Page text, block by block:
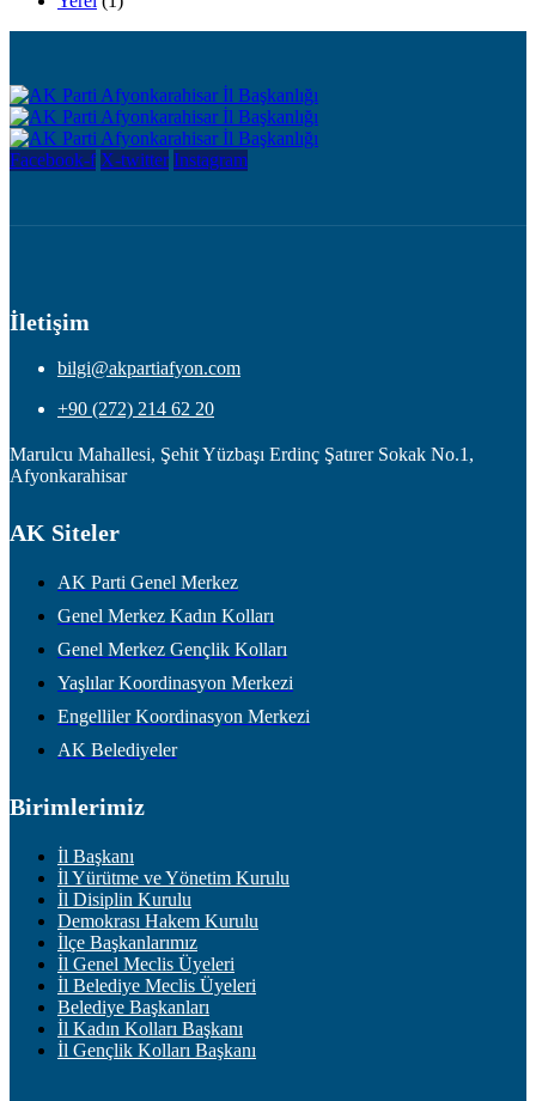
Facebook-f X-twitter Instagram
İletişim
bilgi@akpartiafyon.com
+90 (272) 214 62 20
Marulcu Mahallesi, Şehit Yüzbaşı Erdinç Şatırer Sokak No.1,
Afyonkarahisar
AK Siteler
AK Parti Genel Merkez
Genel Merkez Kadın Kolları
Genel Merkez Gençlik Kolları
Yaşlılar Koordinasyon Merkezi
Engelliler Koordinasyon Merkezi
AK Belediyeler
Birimlerimiz
İl Başkanı
İl Yürütme ve Yönetim Kurulu
İl Disiplin Kurulu
Demokrası Hakem Kurulu
İlçe Başkanlarımız
İl Genel Meclis Üyeleri
İl Belediye Meclis Üyeleri
Belediye Başkanları
İl Kadın Kolları Başkanı
İl Gençlik Kolları Başkanı